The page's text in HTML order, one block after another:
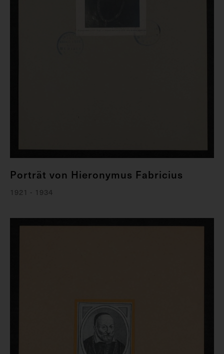
Porträt von Hieronymus Fabricius
1921 - 1934